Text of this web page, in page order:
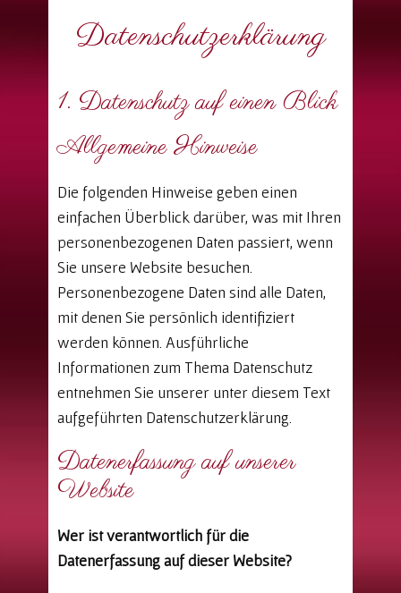
Datenschutzerklärung
1. Datenschutz auf einen Blick
Allgemeine Hinweise
Die folgenden Hinweise geben einen
einfachen Überblick darüber, was mit Ihren
personenbezogenen Daten passiert, wenn
Sie unsere Website besuchen.
Personenbezogene Daten sind alle Daten,
mit denen Sie persönlich identifiziert
werden können. Ausführliche
Informationen zum Thema Datenschutz
entnehmen Sie unserer unter diesem Text
aufgeführten Datenschutzerklärung.
Datenerfassung auf unserer
Website
Wer ist verantwortlich für die
Datenerfassung auf dieser Website?